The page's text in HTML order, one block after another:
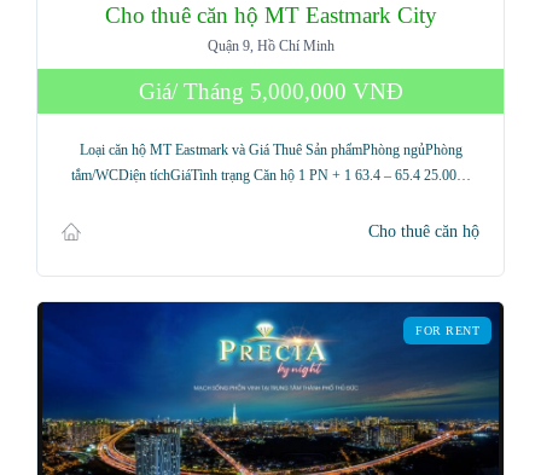
Cho thuê căn hộ MT Eastmark City
Quận 9, Hồ Chí Minh
Giá/ Tháng 5,000,000 VNĐ
Loại căn hộ MT Eastmark và Giá Thuê Sản phẩmPhòng ngủPhòng
tắm/WCDiện tíchGiáTình trạng Căn hộ 1 PN + 1 63.4 – 65.4 25.00…
Cho thuê căn hộ
FOR RENT